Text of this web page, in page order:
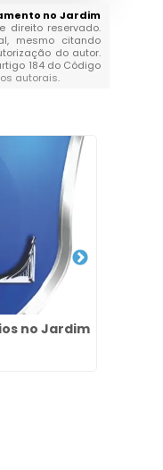
no Jardim
direito reservado.
mesmo citando
do autor.
184 do Código
autorais.
no Jardim